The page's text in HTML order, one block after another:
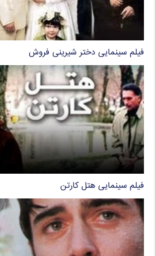
فیلم سینمایی دختر شیرینی فروش
فیلم سینمایی هتل کارتن